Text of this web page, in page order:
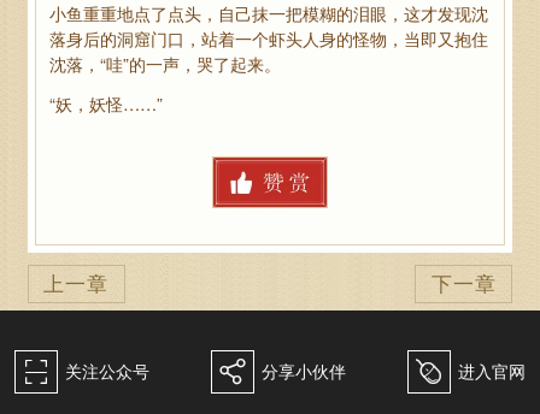
小鱼重重地点了点头，自己抹一把模糊的泪眼，这才发现沈
落身后的洞窟门口，站着一个虾头人身的怪物，当即又抱住
沈落，“哇”的一声，哭了起来。
“妖，妖怪……”
上一章 下一章
򰀁 关注公众号 򰀂 分享小伙伴 򰀄 进入官网